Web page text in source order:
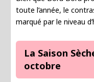
toute l’année, le
marqué par le niveau
La Saison
octobre